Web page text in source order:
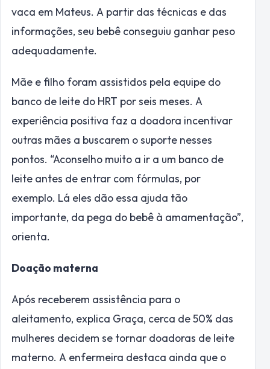
vaca em Mateus. A partir das técnicas e das
informações, seu bebê conseguiu ganhar peso
adequadamente.
Mãe e filho foram assistidos pela equipe do
banco de leite do HRT por seis meses. A
experiência positiva faz a doadora incentivar
outras mães a buscarem o suporte nesses
pontos. “Aconselho muito a ir a um banco de
leite antes de entrar com fórmulas, por
exemplo. Lá eles dão essa ajuda tão
importante, da pega do bebê à amamentação”,
orienta.
Doação materna
Após receberem assistência para o
aleitamento, explica Graça, cerca de 50% das
mulheres decidem se tornar doadoras de leite
materno. A enfermeira destaca ainda que o